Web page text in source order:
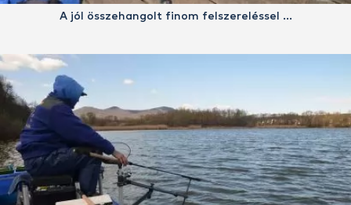
A jól összehangolt finom felszereléssel …